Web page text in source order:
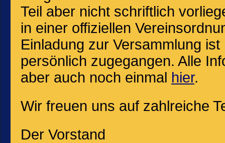
Teil aber nicht schriftlich
in einer offiziellen
Einladung zur Versammlung
persönlich zugegangen. Alle
aber auch noch einmal hier.
Wir freuen uns auf zahlreiche
Der Vorstand